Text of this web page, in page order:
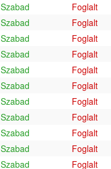
Szabad Foglalt
Szabad Foglalt
Szabad Foglalt
Szabad Foglalt
Szabad Foglalt
Szabad Foglalt
Szabad Foglalt
Szabad Foglalt
Szabad Foglalt
Szabad Foglalt
Szabad Foglalt